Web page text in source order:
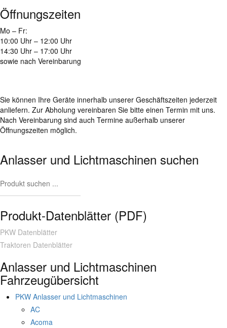
Öffnungszeiten
Mo – Fr:
10:00 Uhr – 12:00 Uhr
14:30 Uhr – 17:00 Uhr
sowie nach Vereinbarung
Sie können Ihre Geräte innerhalb unserer Geschäftszeiten jederzeit
anliefern. Zur Abholung vereinbaren Sie bitte einen Termin mit uns.
Nach Vereinbarung sind auch Termine außerhalb unserer
Öffnungszeiten möglich.
Anlasser und Lichtmaschinen suchen
Produkt-Datenblätter (PDF)
PKW Datenblätter
Traktoren Datenblätter
Anlasser und Lichtmaschinen
Fahrzeugübersicht
PKW Anlasser und Lichtmaschinen
AC
Acoma